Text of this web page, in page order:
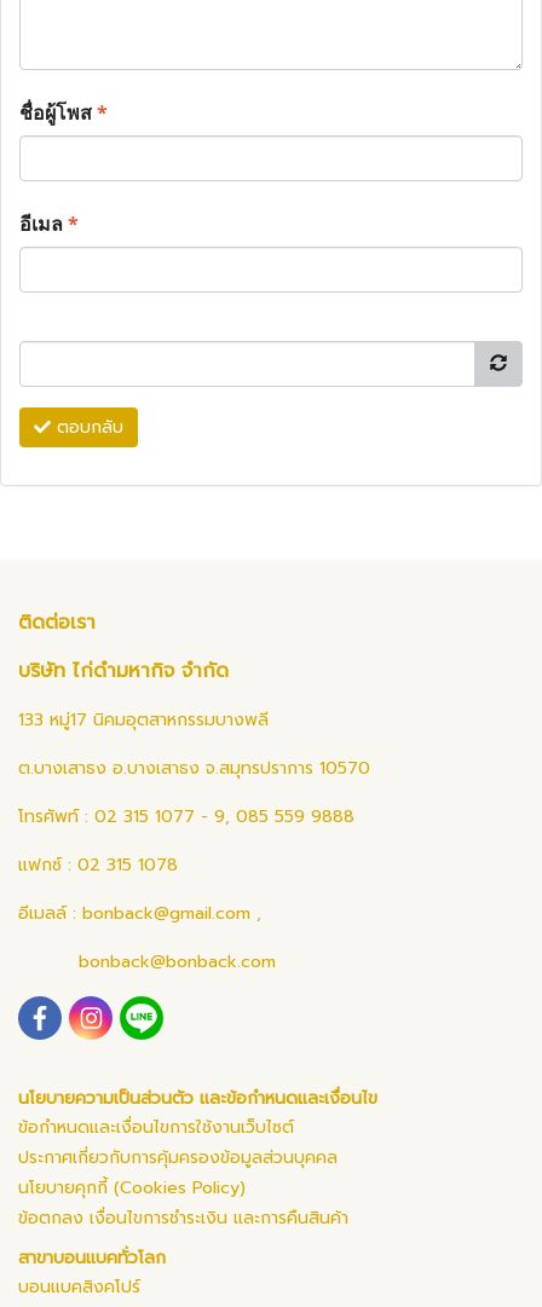
ชื่อผู้โพส*
อีเมล*
ตอบกลับ
ติดต่อเรา
บริษัท ไก่ดำมหากิจ จำกัด
133 หมู่17 นิคมอุตสาหกรรมบางพลี
ต.บางเสาธง อ.บางเสาธง จ.สมุทรปราการ 10570
โทรศัพท์ : 02 315 1077 - 9, 085 559 9888
แฟกซ์ : 02 315 1078
อีเมลล์ : bonback@gmail.com ,
bonback@bonback.com
นโยบายความเป็นส่วนตัว และข้อกำหนดและเงื่อนไข
ข้อกำหนดและเงื่อนไขการใช้งานเว็บไซต์
ประกาศเกี่ยวกับการคุ้มครองข้อมูลส่วนบุคคล
นโยบายคุกกี้ (Cookies Policy)
ข้อตกลง เงื่อนไขการชำระเงิน และการคืนสินค้า
สาขาบอนแบคทั่วโลก
บอนแบคสิงคโปร์